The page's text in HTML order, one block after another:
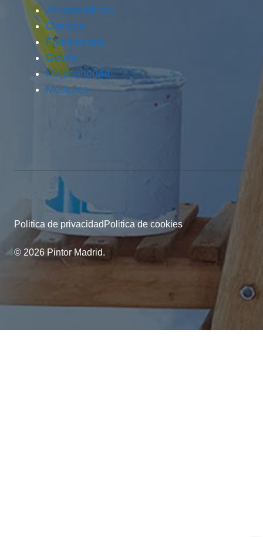
Arroyomolinos
Coslada
Fuenlabrada
Getafe
Majadahonda
Móstoles
© 2026 Pintor Madrid.
Politica de privacidad Politica de cookies